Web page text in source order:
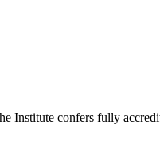
Institute confers fully